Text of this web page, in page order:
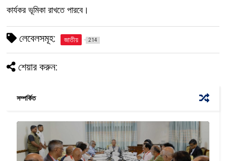
কার্যকর ভূমিকা রাখতে পারবে।
লেবেলসমূহ: জাতীয় 214
শেয়ার করুন:
সম্পর্কিত